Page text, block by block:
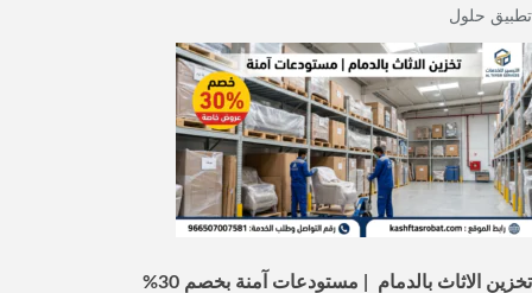
تطبيق حلول
تخزين الاثاث بالدمام | مستودعات آمنة بخصم 30%